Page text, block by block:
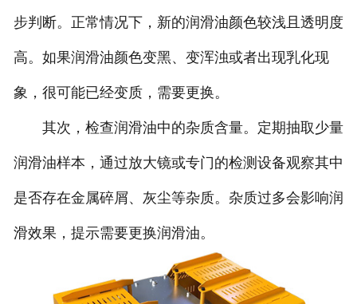
步判断。正常情况下，新的润滑油颜色较浅且透明度
高。如果润滑油颜色变黑、变浑浊或者出现乳化现
象，很可能已经变质，需要更换。
其次，检查润滑油中的杂质含量。定期抽取少量
润滑油样本，通过放大镜或专门的检测设备观察其中
是否存在金属碎屑、灰尘等杂质。杂质过多会影响润
滑效果，提示需要更换润滑油。